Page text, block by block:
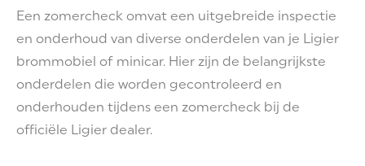
Een zomercheck omvat een uitgebreide inspectie
en onderhoud van diverse onderdelen van je Ligier
brommobiel of minicar. Hier zijn de belangrijkste
onderdelen die worden gecontroleerd en
onderhouden tijdens een zomercheck bij de
officiële Ligier dealer.